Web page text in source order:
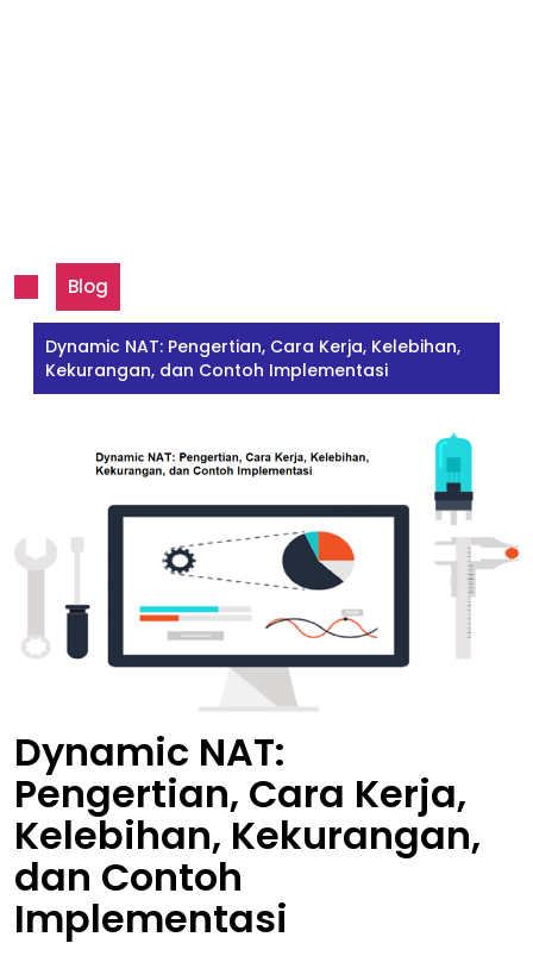
Blog
Dynamic NAT: Pengertian, Cara Kerja, Kelebihan,
Kekurangan, dan Contoh Implementasi
Dynamic NAT:
Pengertian, Cara Kerja,
Kelebihan, Kekurangan,
dan Contoh
Implementasi